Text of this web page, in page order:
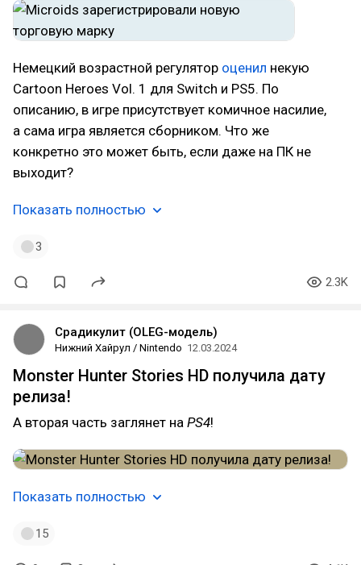
Немецкий возрастной регулятор оценил некую
Cartoon Heroes Vol. 1 для Switch и PS5. По
описанию, в игре присутствует комичное насилие,
а сама игра является сборником. Что же
конкретно это может быть, если даже на ПК не
выходит?
Показать полностью
3
2.3K
Срадикулит (OLEG-модель)
Нижний Хайрул / Nintendo 12.03.2024
Monster Hunter Stories HD получила дату
релиза!
А вторая часть заглянет на PS4!
Показать полностью
15